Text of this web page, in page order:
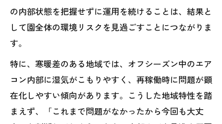
の内部状態を把握せずに運用を続けることは、結果と
して園全体の環境リスクを見過ごすことにつながりま
す。
特に、寒暖差のある地域では、オフシーズン中のエア
コン内部に湿気がこもりやすく、再稼働時に問題が顕
在化しやすい傾向があります。こうした地域特性を踏
まえず、「これまで問題がなかったから今回も大丈